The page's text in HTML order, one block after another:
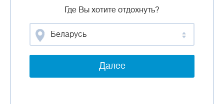
Где Вы хотите отдохнуть?
Беларусь
Далее